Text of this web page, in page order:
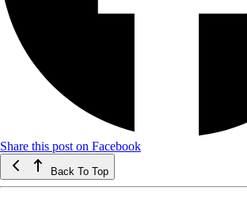
Share this post on Facebook
Back To Top